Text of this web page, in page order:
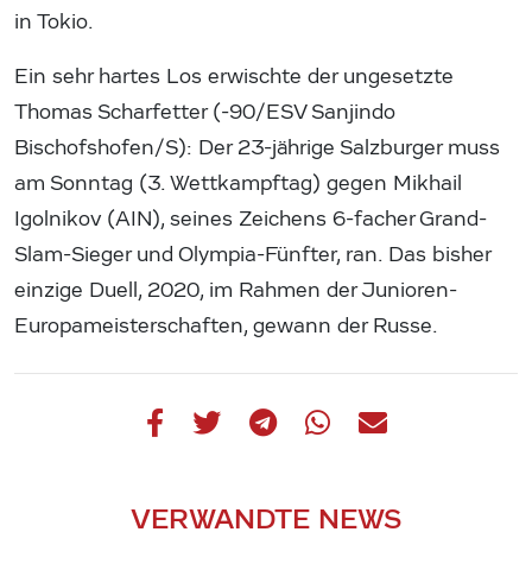
in Tokio.
Ein sehr hartes Los erwischte der ungesetzte
Thomas Scharfetter (-90/ESV Sanjindo
Bischofshofen/S): Der 23-jährige Salzburger muss
am Sonntag (3. Wettkampftag) gegen Mikhail
Igolnikov (AIN), seines Zeichens 6-facher Grand-
Slam-Sieger und Olympia-Fünfter, ran. Das bisher
einzige Duell, 2020, im Rahmen der Junioren-
Europameisterschaften, gewann der Russe.
VERWANDTE NEWS